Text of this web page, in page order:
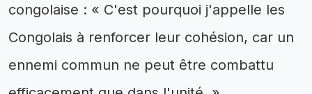
congolaise : « C'est pourquoi j'appelle les
Congolais à renforcer leur cohésion, car un
ennemi commun ne peut être combattu